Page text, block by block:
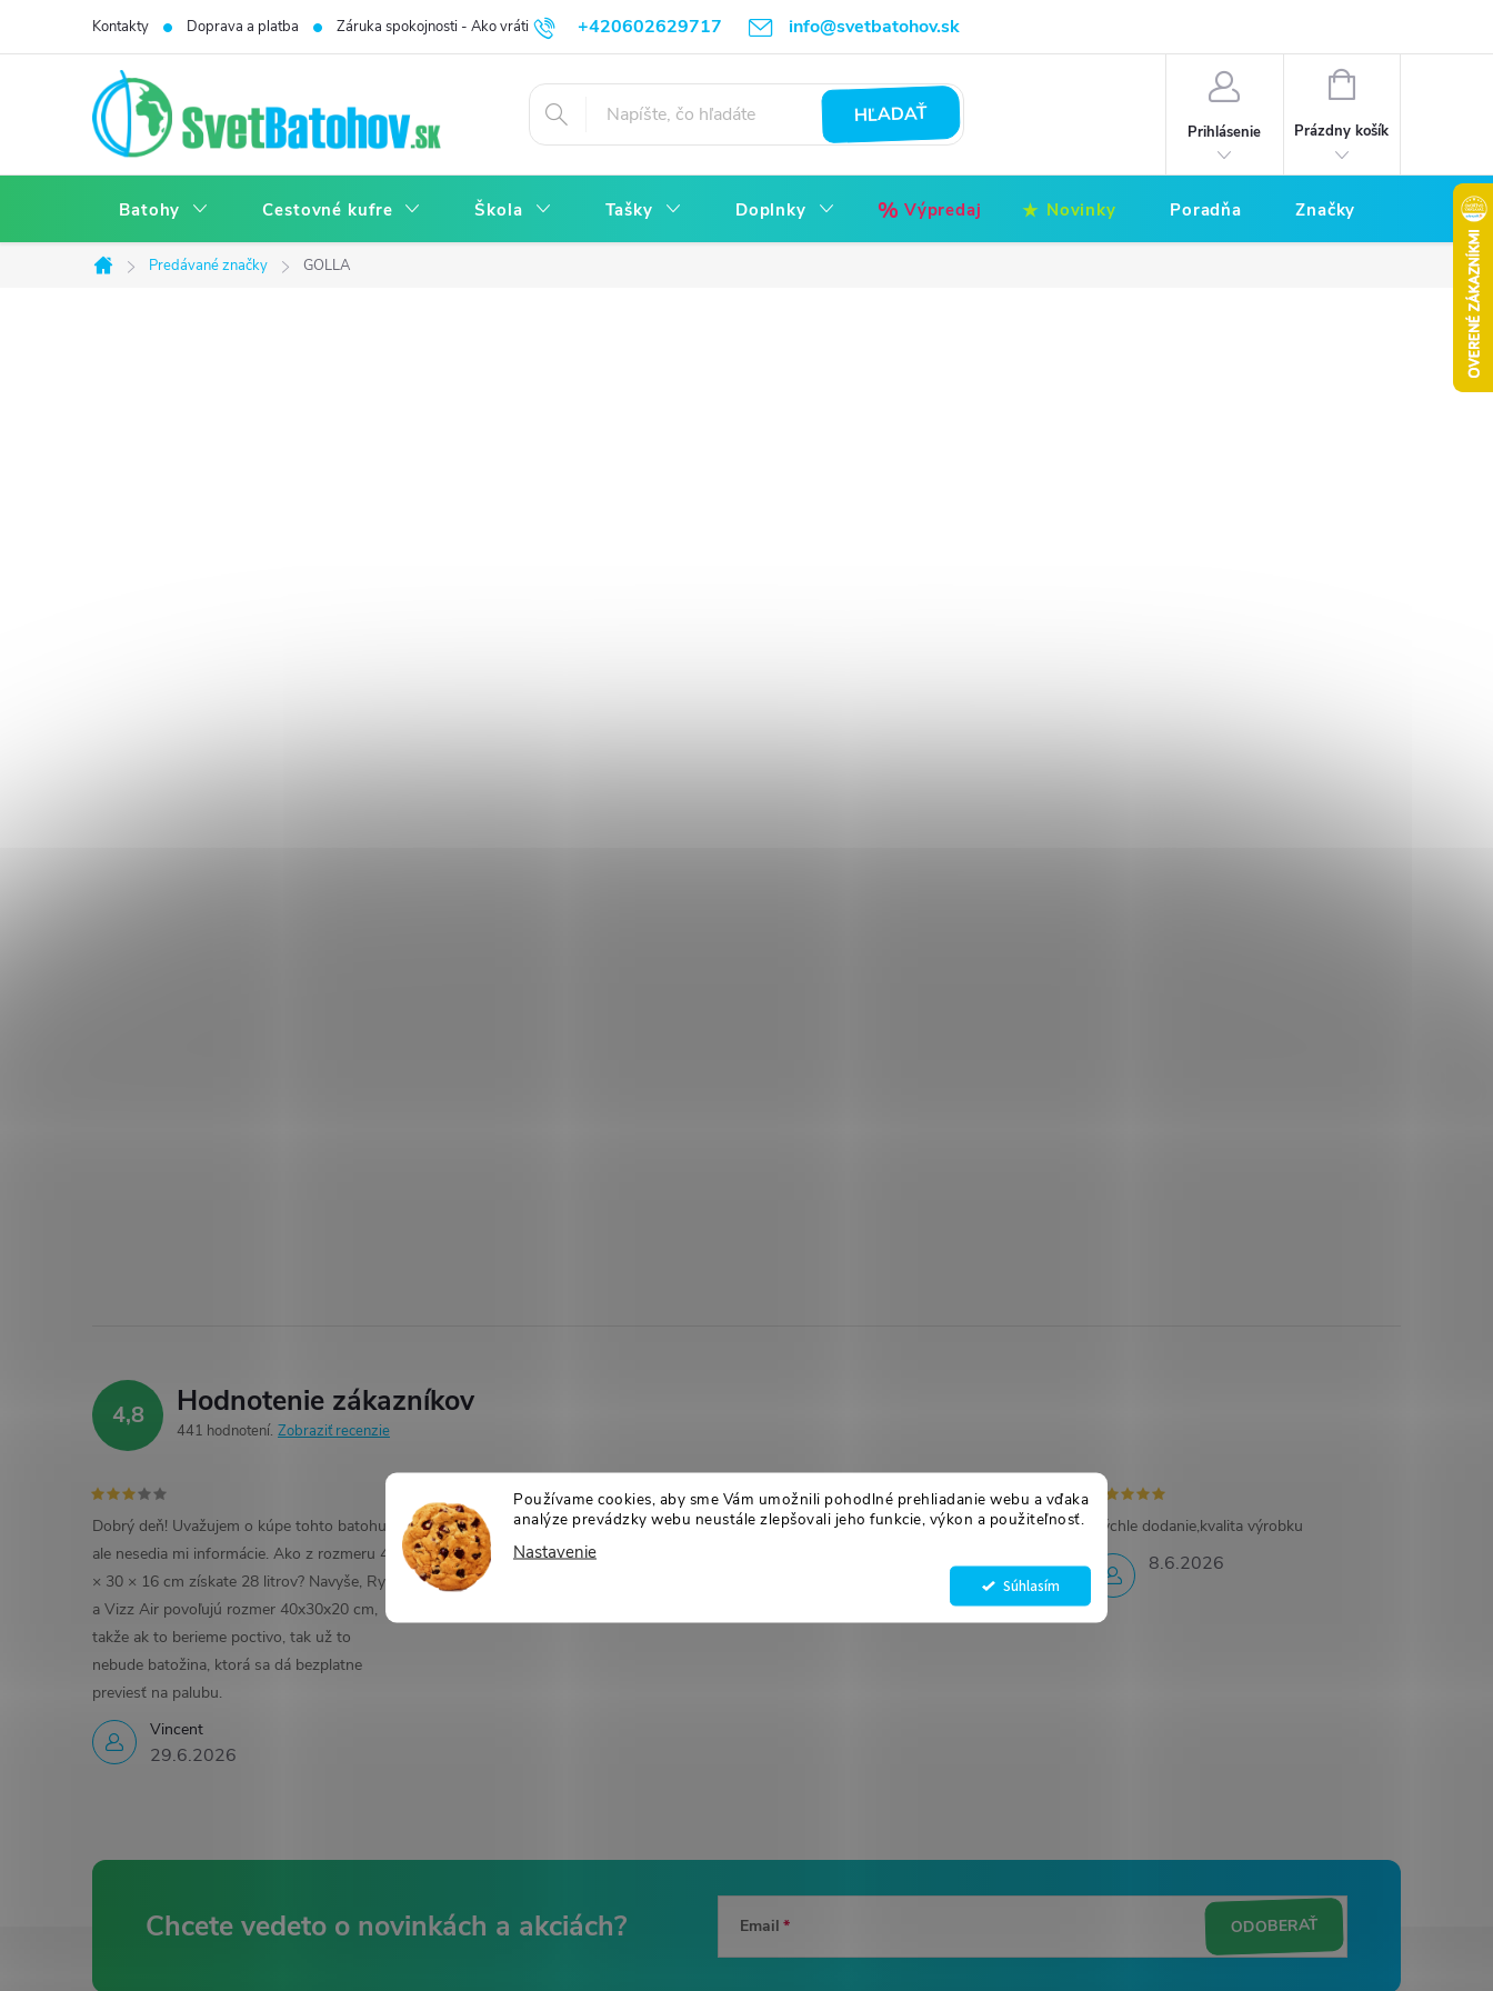
Používame cookies, aby sme Vám umožnili pohodlné prehliadanie webu a vďaka
analýze prevádzky webu neustále zlepšovali jeho funkcie, výkon a použiteľnosť.
Nastavenie
Súhlasím
+420602629717 info@svetbatohov.sk
Kontakty Doprava a platba Záruka spokojnosti - Ako vrátiť Všetko o Nákupu Napíšte nám Reklamácia bez starostí
HĽADAŤ
Prihlásenie
NÁKUPNÝ
Prázdny košík
Batohy Cestovné kufre Škola Tašky Doplnky Výpredaj Novinky Poradňa Značky
Domov
Predávané značky GOLLA
4,8 Hodnotenie zákazníkov
441 hodnotení Zobraziť recenzie
Vincent
29.6.2026
Dobrý deň! Uvažujem o kúpe tohto batohu,
ale nesedia mi informácie. Ako z rozmeru 43
× 30 × 16 cm získate 28 litrov? Navyše, Ryan
a Vizz Air povoľujú rozmer 40x30x20 cm,
takže ak to berieme poctivo, tak už to
nebude batožina, ktorá sa dá bezplatne
previesť na palubu.
25.6.2026
serioznost a mily prístup kk zakaznikovy
8.6.2026
Rýchle dodanie,kvalita výrobku
Email ODOBERAŤ